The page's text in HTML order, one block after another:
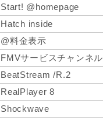
Start! @homepage
Hatch inside
@料金表示
FMVサービスチャンネル
BeatStream /R.2
RealPlayer 8
Shockwave